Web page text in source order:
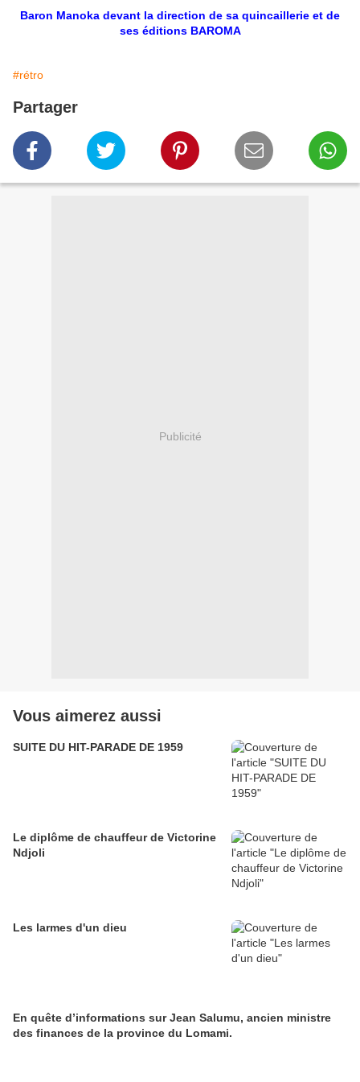
Baron Manoka devant la direction de sa quincaillerie et de
ses éditions BAROMA
#rétro
Partager
Publicité
Vous aimerez aussi
SUITE DU HIT-PARADE DE 1959
Le diplôme de chauffeur de Victorine
Ndjoli
Les larmes d'un dieu
En quête d’informations sur Jean Salumu, ancien ministre
des finances de la province du Lomami.